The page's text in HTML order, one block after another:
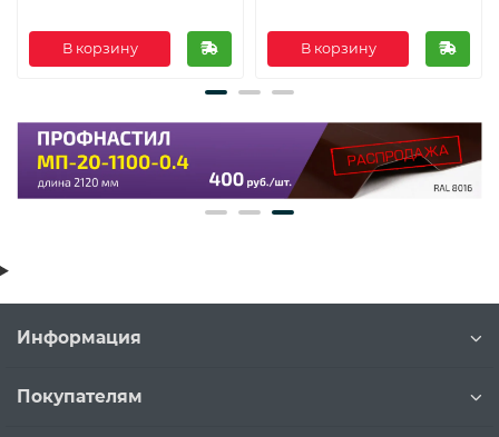
В корзину В корзину
Информация
Покупателям